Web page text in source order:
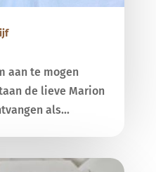
aan te mogen
de lieve Marion
als...